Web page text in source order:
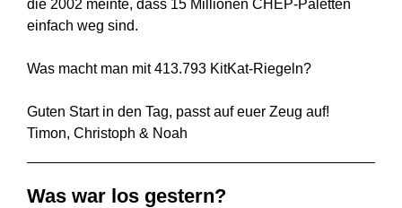
die 2002 meinte, dass 15 Millionen CHEP-Paletten
einfach weg sind.
Was macht man mit 413.793 KitKat-Riegeln?
Guten Start in den Tag, passt auf euer Zeug auf!
Timon, Christoph & Noah
Was war los gestern?